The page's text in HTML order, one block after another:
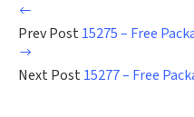
Prev Post 15275 – Free
Next Post 15277 – Free